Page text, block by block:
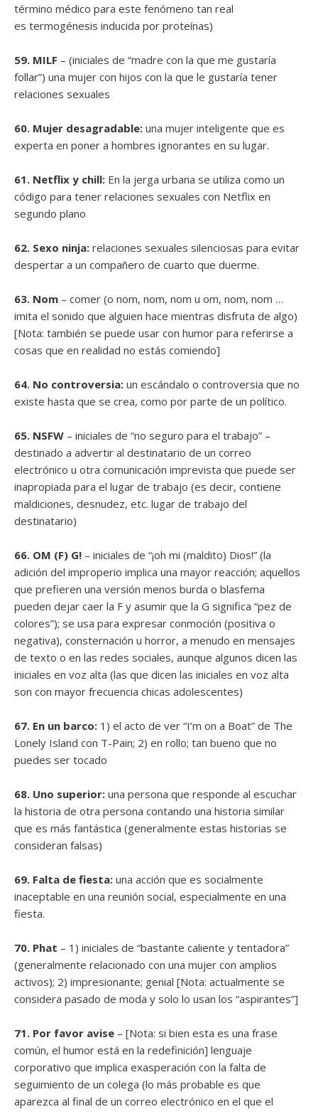
término médico para este fenómeno tan real
es termogénesis inducida por proteínas)
59. MILF – (iniciales de “madre con la que me gustaría
follar”) una mujer con hijos con la que le gustaría tener
relaciones sexuales
60. Mujer desagradable: una mujer inteligente que es
experta en poner a hombres ignorantes en su lugar.
61. Netflix y chill: En la jerga urbana se utiliza como un
código para tener relaciones sexuales con Netflix en
segundo plano
62. Sexo ninja: relaciones sexuales silenciosas para evitar
despertar a un compañero de cuarto que duerme.
63. Nom – comer (o nom, nom, nom u om, nom, nom …
imita el sonido que alguien hace mientras disfruta de algo)
[Nota: también se puede usar con humor para referirse a
cosas que en realidad no estás comiendo]
64. No controversia: un escándalo o controversia que no
existe hasta que se crea, como por parte de un político.
65. NSFW – iniciales de “no seguro para el trabajo” –
destinado a advertir al destinatario de un correo
electrónico u otra comunicación imprevista que puede ser
inapropiada para el lugar de trabajo (es decir, contiene
maldiciones, desnudez, etc. lugar de trabajo del
destinatario)
66. OM (F) G! – iniciales de “¡oh mi (maldito) Dios!” (la
adición del improperio implica una mayor reacción; aquellos
que prefieren una versión menos burda o blasfema
pueden dejar caer la F y asumir que la G significa “pez de
colores”); se usa para expresar conmoción (positiva o
negativa), consternación u horror, a menudo en mensajes
de texto o en las redes sociales, aunque algunos dicen las
iniciales en voz alta (las que dicen las iniciales en voz alta
son con mayor frecuencia chicas adolescentes)
67. En un barco: 1) el acto de ver “I’m on a Boat” de The
Lonely Island con T-Pain; 2) en rollo; tan bueno que no
puedes ser tocado
68. Uno superior: una persona que responde al escuchar
la historia de otra persona contando una historia similar
que es más fantástica (generalmente estas historias se
consideran falsas)
69. Falta de fiesta: una acción que es socialmente
inaceptable en una reunión social, especialmente en una
fiesta.
70. Phat – 1) iniciales de “bastante caliente y tentadora”
(generalmente relacionado con una mujer con amplios
activos); 2) impresionante; genial [Nota: actualmente se
considera pasado de moda y solo lo usan los “aspirantes”]
71. Por favor avise – [Nota: si bien esta es una frase
común, el humor está en la redefinición] lenguaje
corporativo que implica exasperación con la falta de
seguimiento de un colega (lo más probable es que
aparezca al final de un correo electrónico en el que el